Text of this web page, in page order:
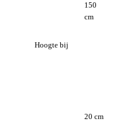
Hoogte bij
150
cm
20 cm